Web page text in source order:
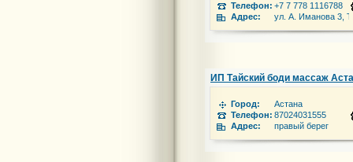
Телефон: +7 7 778 1116788
Адрес:
ул. А. Иманова 3,
ИП Тайский бoди массаж
Город:
Астана
Телефон: 87024031555
Адрес:
правый берег